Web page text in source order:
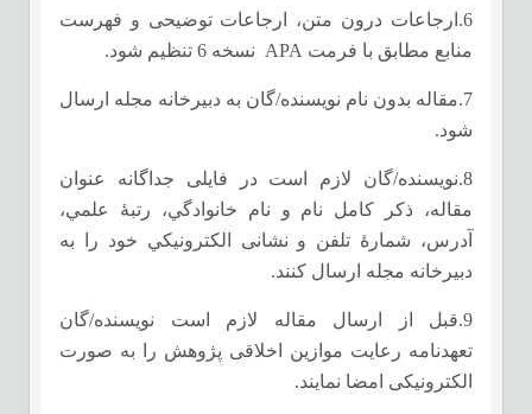
6.ارجاعات درون متن، ارجاعات توضیحی و فهرست
منابع مطابق با فرمت APA نسخه 6 تنظیم شود.
7.مقاله بدون نام نویسنده/گان به دبیرخانه مجله ارسال
شود.
8.نويسنده/گان لازم است در فایلی جداگانه عنوان
مقاله، ذكر كامل نام و نام خانوادگي، رتبۀ علمي،
آدرس، شمارۀ تلفن و نشانی ­الكترونيكي خود را به
دبیرخانه مجله ارسال کنند.
9.قبل از ارسال مقاله لازم است نویسنده/گان
تعهدنامه رعایت موازین اخلاقی پژوهش را به صورت
الکترونیکی امضا نمایند.